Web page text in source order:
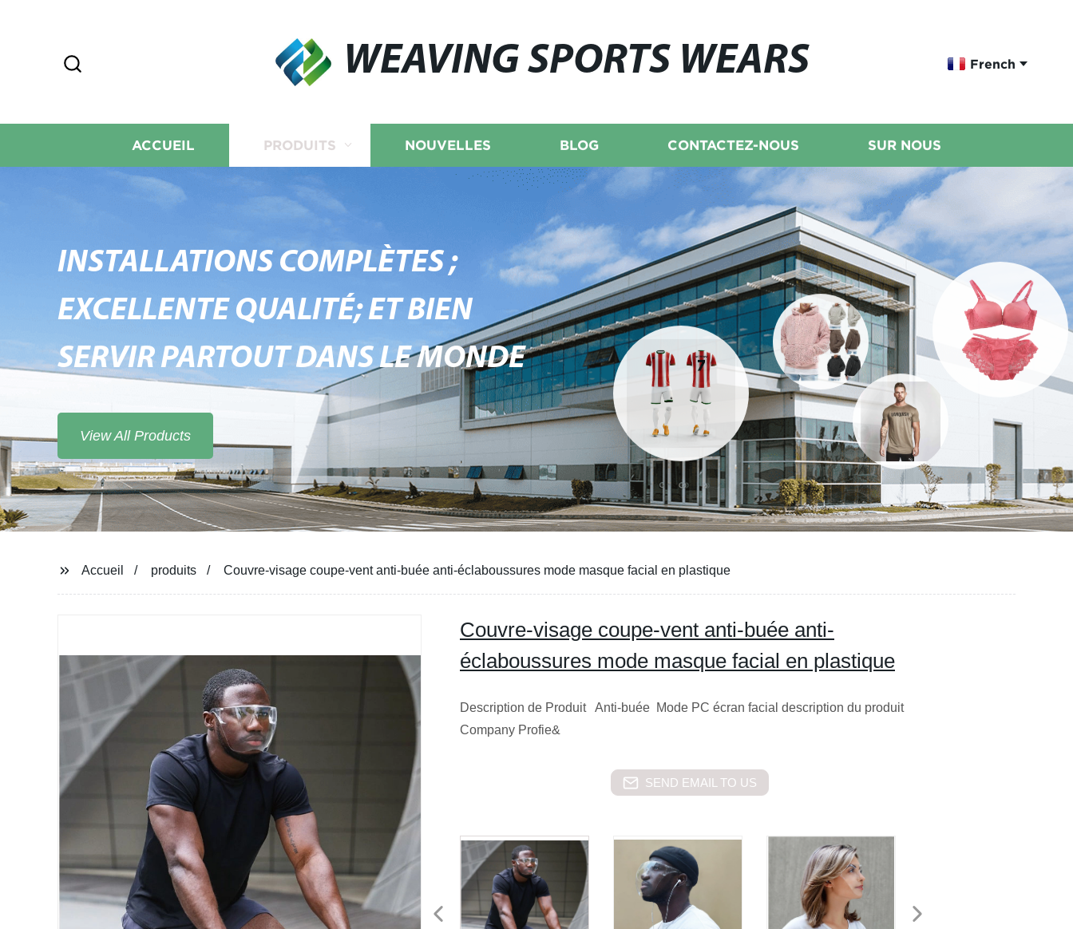
WEAVING SPORTS WEARS French
ACCUEIL PRODUITS NOUVELLES BLOG CONTACTEZ-NOUS SUR NOUS
INSTALLATIONS COMPLÈTES ;
EXCELLENTE QUALITÉ; ET BIEN
SERVIR PARTOUT DANS LE MONDE
View All Products
Accueil produits Couvre-visage coupe-vent anti-buée anti-éclaboussures mode masque facial en plastique
Couvre-visage coupe-vent anti-buée anti-
éclaboussures mode masque facial en plastique
Description de Produit Anti-buée Mode PC écran facial description du produit
Company Profie&
SEND EMAIL TO US